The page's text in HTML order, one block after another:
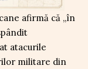
afirmă că „în
atacurile
militare din